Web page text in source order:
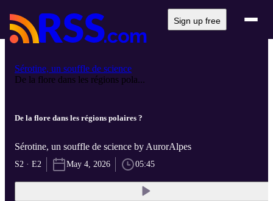
Sign up free
Sérotine, un souffle de science
De la flore dans les régions pola...
De la flore dans les régions polaires ?
Sérotine, un souffle de science by AurorAlpes
S2 · E2 May 4, 2026 05:45